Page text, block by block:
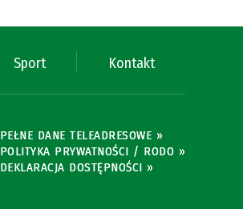
Sport Kontakt
PEŁNE DANE TELEADRESOWE »
POLITYKA PRYWATNOŚCI / RODO »
DEKLARACJA DOSTĘPNOŚCI »